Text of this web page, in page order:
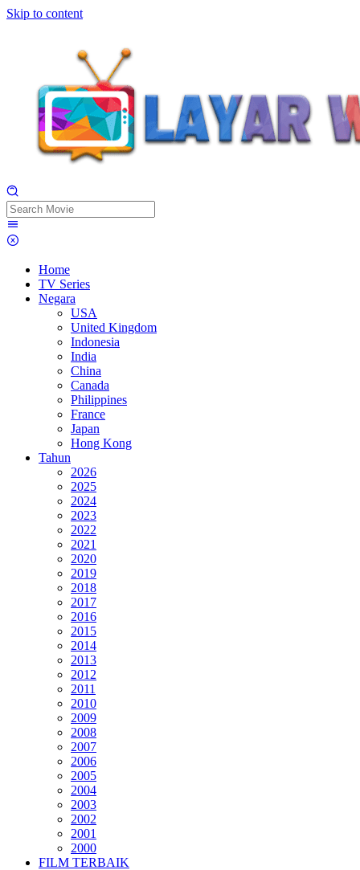
Skip to content
Home
TV Series
Negara
USA
United Kingdom
Indonesia
India
China
Canada
Philippines
France
Japan
Hong Kong
Tahun
2026
2025
2024
2023
2022
2021
2020
2019
2018
2017
2016
2015
2014
2013
2012
2011
2010
2009
2008
2007
2006
2005
2004
2003
2002
2001
2000
FILM TERBAIK